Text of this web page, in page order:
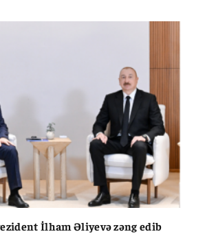
İlham Əliyevə zəng edib